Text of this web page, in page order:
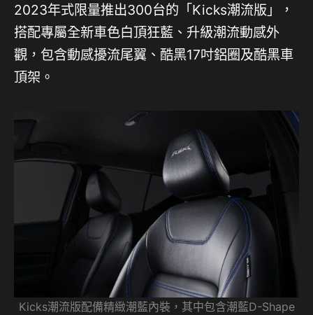
2023年式限量推出300台的「Kicks潮流版」，
搭配專屬全新車色白頂狂藍、升級潮流動感外
觀，包含動感擾流尾翼、酷黑17吋鋁圈及酷黑車
頂架。
Kicks潮流版配備精緻潮藍內裝，其中包含潮藍D-Shape